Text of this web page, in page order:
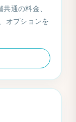
通の料金、
オプションを